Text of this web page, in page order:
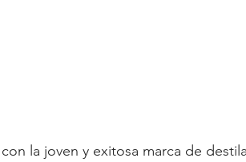
la joven y exitosa marca de